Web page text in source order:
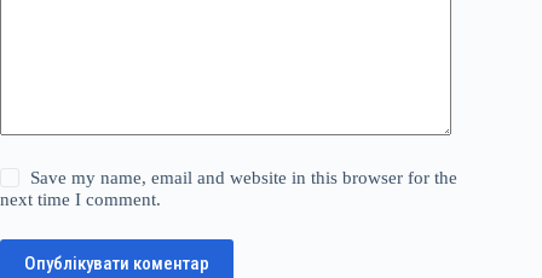
Save my name, email and website in this browser for the
next time I comment.
Опублікувати коментар